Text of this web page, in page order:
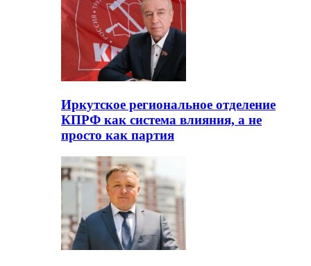
Иркутское региональное отделение
КПРФ как система влияния, а не
просто как партия